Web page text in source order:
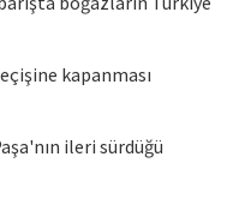
kapanması
ileri sürdüğü